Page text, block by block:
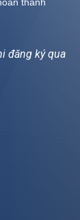
đăng ký qua